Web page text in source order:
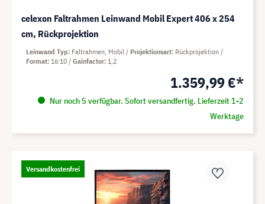
celexon Faltrahmen Leinwand Mobil Expert 406 x 254
cm, Rückprojektion
1.359,99 €*
Nur noch 5 verfügbar. Sofort versandfertig. Lieferzeit 1-2
Werktage
Leinwand Typ Faltrahmen, Mobil Projektionsart Rückprojektion
Format 16:10 Gainfactor 1,2
Versandkostenfrei